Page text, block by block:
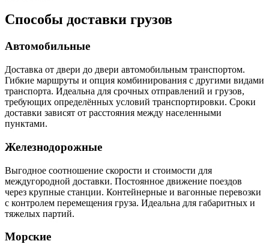
Способы доставки грузов
Автомобильные
Доставка от двери до двери автомобильным транспортом.
Гибкие маршруты и опция комбинирования с другими видами
транспорта. Идеальна для срочных отправлений и грузов,
требующих определённых условий транспортировки. Сроки
доставки зависят от расстояния между населенными
пунктами.
Железнодорожные
Выгодное соотношение скорости и стоимости для
междугородной доставки. Постоянное движение поездов
через крупные станции. Контейнерные и вагонные перевозки
с контролем перемещения груза. Идеальна для габаритных и
тяжелых партий.
Морские